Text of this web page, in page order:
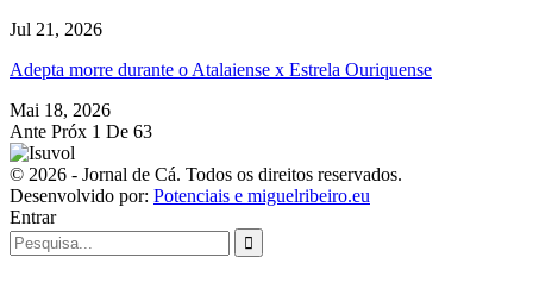
Jul 21, 2026
Adepta morre durante o Atalaiense x Estrela Ouriquense
Mai 18, 2026
Ante Próx 1 De 63
© 2026 - Jornal de Cá. Todos os direitos reservados.
Desenvolvido por: Potenciais e miguelribeiro.eu
Entrar